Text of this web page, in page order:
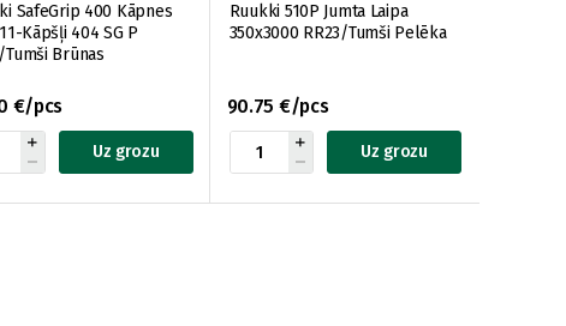
SafeGrip 400 Kāpnes
Kāpšļi 404 SG P
Tumši Brūnas
€/pcs
Uz grozu
Ruukki 510P Jumta Laipa
350x3000 RR23/Tumši Pelēka
90.75 €/pcs
Uz grozu